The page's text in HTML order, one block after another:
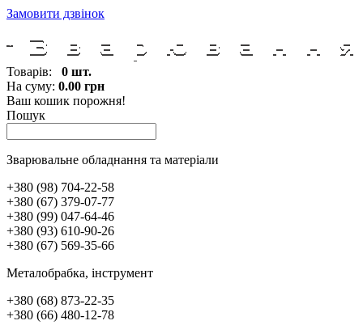
Замовити дзвінок
Товарів: 0 шт.
На суму: 0.00 грн
Ваш кошик порожня!
Пошук
Зварювальне обладнання та матеріали
+380 (98) 704-22-58
+380 (67) 379-07-77
+380 (99) 047-64-46
+380 (93) 610-90-26
+380 (67) 569-35-66
Металобрабка, інcтрумент
+380 (68) 873-22-35
+380 (66) 480-12-78